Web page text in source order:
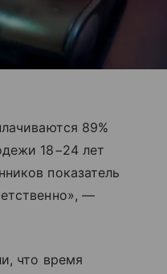
89%
18−24 лет
показатель
—
что время